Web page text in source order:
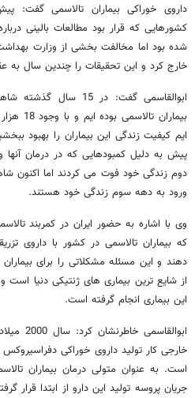
داروی خوراکی بیماران تالاسمی گفت:
کشورهایی که قرار بود مطالعات بالینی
شده بود اما مخالفت بخشی از وزارت
خارج کرد و این تحقیقات را چندین سال به
ابوالقاسمی گفت: در
ایم کیفیت زندگی این بیماران را بهبود
پیش به دلیل کمبودهایی که در درمان
دوم زندگی خود فوت می کردند اما اکنون
ورود به دهه سوم زندگی خود هستند.
که بیماران تالاسمی در کشور با داروی
دهند و این مسئله مشکلاتی را برای
از شایع ترین بیماری های ژنتیکی دنیا است
این بیماری انجام گرفته است.
است. به عنوان متولی درمان بیماران
جریان پروسه تولید این دارو از ابتدا قرار